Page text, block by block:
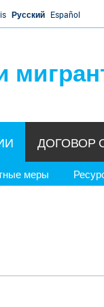
Русский Español
меры
ДОГОВОР